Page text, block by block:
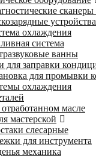
устройства
охлаждения
система
ванны
для заправки
для промывки
охлаждения
масле
мастерской
слесарные
для инструмента
механика